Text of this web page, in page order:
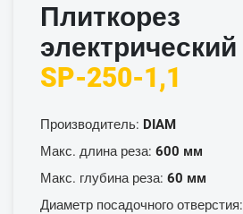
Плиткорез
электрический
SP-250-1,1
Производитель: DIAM
Макс. длина реза: 600 мм
Макс. глубина реза: 60 мм
Диаметр посадочного отверстия: